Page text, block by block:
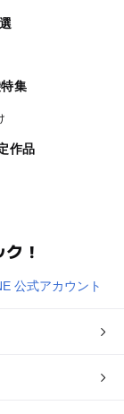
集
作品
！